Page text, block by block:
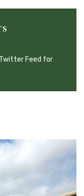
Feed for